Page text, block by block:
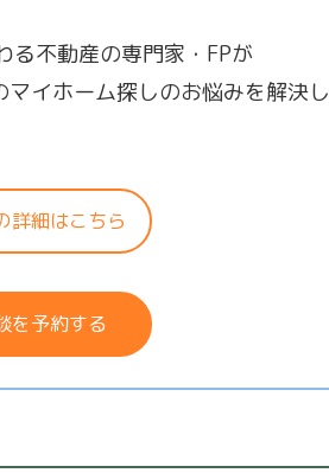
る不動産の専門家・FPが
イホーム探しのお悩みを解決し
詳細はこちら
を予約する